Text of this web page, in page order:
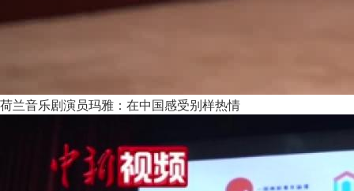
荷兰音乐剧演员玛雅：在中国感受别样热情